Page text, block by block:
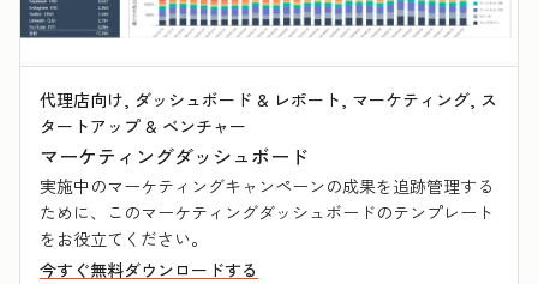
代理店向け, ダッシュボード & レポート, マーケティング, ス
タートアップ & ベンチャー
マーケティングダッシュボード
実施中のマーケティングキャンペーンの成果を追跡管理する
ために、このマーケティングダッシュボードのテンプレート
をお役立てください。
今すぐ無料ダウンロードする